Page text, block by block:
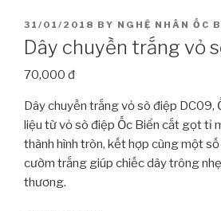
POSTED
ON
31/01/2018 BY NGHỆ NHÂN ỐC
Dây chuyền trắng vỏ
70,000 đ
Dây chuyền trắng vỏ sò điệp DC09,
liệu từ vỏ sò điệp Ốc Biển cắt gọt tỉ
thành hình tròn, kết hợp cùng một
cườm trắng giúp chiếc dây trông
thương.